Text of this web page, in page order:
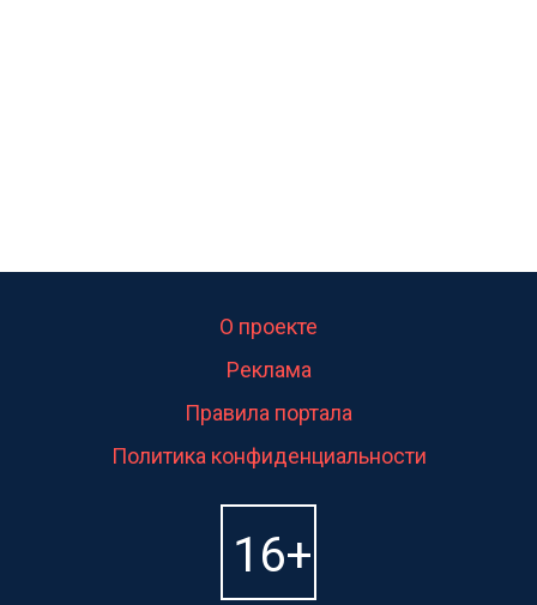
О проекте
Реклама
Правила портала
Политика конфиденциальности